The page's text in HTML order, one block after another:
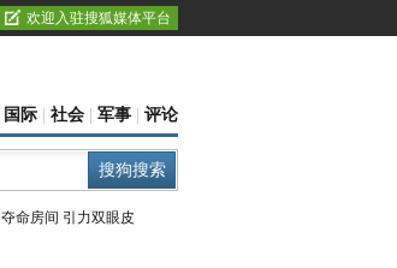
欢迎入驻搜狐媒体平台
国际 社会 军事 评论
夺命房间 引力双眼皮